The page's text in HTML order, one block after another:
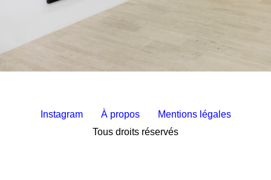
Instagram À propos
Mentions légales
Tous droits réservés